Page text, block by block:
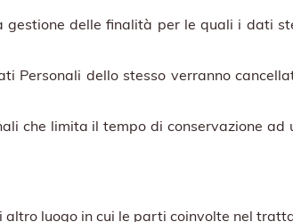
delle finalità per le quali i dati
dello stesso verranno
che limita il tempo di conservazione
luogo in cui le parti coinvolte nel